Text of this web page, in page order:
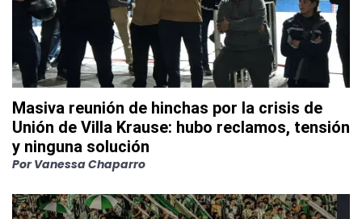
Masiva reunión de hinchas por la crisis de
Unión de Villa Krause: hubo reclamos, tensión
y ninguna solución
Por Vanessa Chaparro